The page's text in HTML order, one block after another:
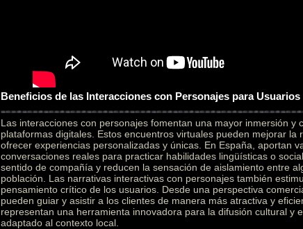
Beneficios de las Interacciones con Personajes para Usuarios
Las interacciones con personajes fomentan una mayor inmersión y
plataformas digitales. Estos encuentros virtuales pueden mejorar la
ofrecer experiencias personalizadas y únicas. En España, aportan
conversaciones reales para practicar habilidades lingüísticas o
sentido de compañía y reducen la sensación de aislamiento entre
población. Las narrativas interactivas con personajes también
pensamiento crítico de los usuarios. Desde una perspectiva
pueden guiar y asistir a los clientes de manera más atractiva y
representan una herramienta innovadora para la difusión cultural y
adaptado al contexto local.